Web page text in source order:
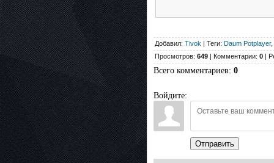
Добавил: Tivok | Теги: Daum Potplayer,
Просмотров: 649 | Комментарии: 0 |
Всего комментариев: 0
Войдите:
Отправить